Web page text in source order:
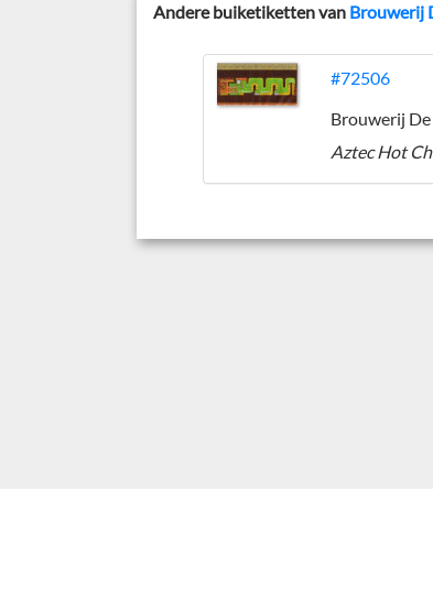
Andere buiketiketten van Brouwerij
#72506
Aztec Hot